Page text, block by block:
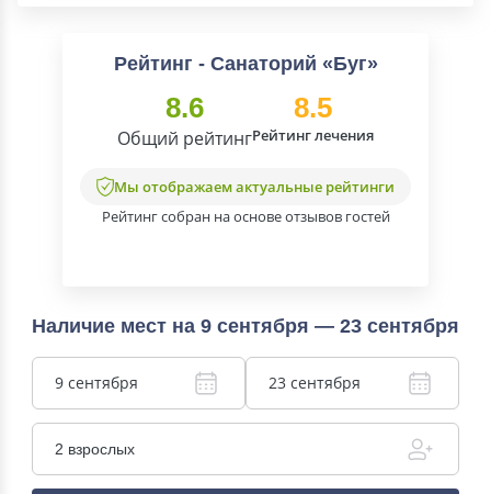
Рейтинг - Санаторий «Буг»
8.6
Общий рейтинг
8.5
Рейтинг лечения
Мы отображаем актуальные рейтинги
Рейтинг собран на основе отзывов гостей
Наличие мест на 9 сентября — 23 сентября
9 сентября 23 сентября
2 взрослых